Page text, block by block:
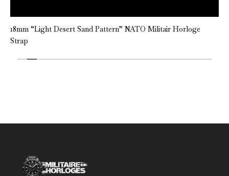
18mm “Light Desert Sand Pattern” NATO Militair Horloge
Strap